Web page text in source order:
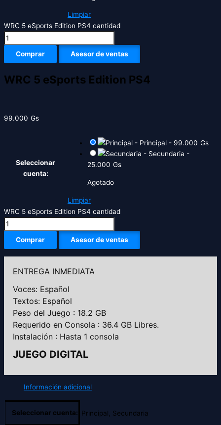
Limpiar
WRC 5 eSports Edition PS4 cantidad
Comprar Asesor de ventas
WRC 5 eSports Edition PS4
99.000 Gs
Seleccionar
cuenta:
- Principal - 99.000 Gs
- Secundaria -
25.000 Gs
Agotado
Limpiar
WRC 5 eSports Edition PS4 cantidad
Comprar Asesor de ventas
ENTREGA INMEDIATA
Voces: Español
Textos: Español
Peso del Juego : 18.2 GB
Requerido en Consola : 36.4 GB Libres.
Instalación : Hasta 1 consola
JUEGO DIGITAL
Información adicional
Seleccionar cuenta: Principal, Secundaria